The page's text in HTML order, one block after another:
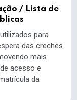
/ Lista de
para
das creches
mais
acesso e
da